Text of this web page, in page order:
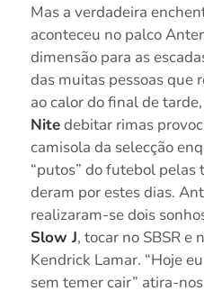
Mas a verdadeira
aconteceu no palco
dimensão para as
das muitas pessoas que
ao calor do final de
Nitedebitar rimas
camisola da selecção
“putos” do futebol pelas
deram por estes dias.
realizaram-se dois
Slow J, tocar no SBSR e
Kendrick Lamar. “Hoje
sem temer cair” atira-